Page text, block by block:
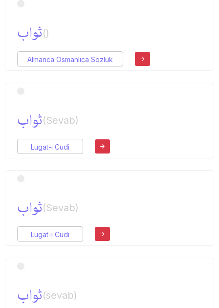
ثواب()
Almanca Osmanlıca Sözlük
ثواب(Sevab)
Lugat-ı Cudi
ثواب(Sevab)
Lugat-ı Cudi
ثواب(sevab)